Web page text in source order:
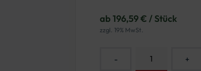
ab 196,59 € / Stück
zzgl. 19% MwSt.
- +